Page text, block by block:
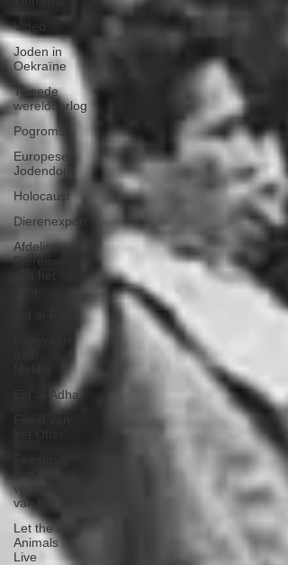
Video
Joden in
Oekraïne
Tweede
wereldoorlog
Pogroms
Europese
Jodendom
Holocaust
Dierenexport
Afdeling
Dierenwelzijn
Eid al-Adha
verbreken
van het
Let the
Animals
Live